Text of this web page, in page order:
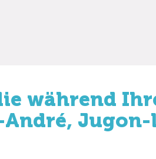
während
Jugon-